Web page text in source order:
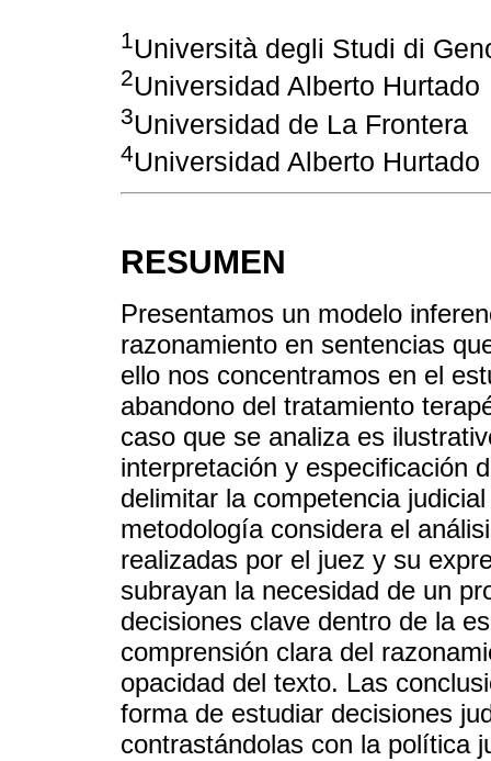
1Università degli Studi di
2Universidad Alberto Hurtado
3Universidad de La Frontera
4Universidad Alberto Hurtado
RESUMEN
Presentamos un modelo
razonamiento en sentencias
ello nos concentramos en el
abandono del tratamiento
caso que se analiza es
interpretación y especificación
delimitar la competencia
metodología considera el
realizadas por el juez y su
subrayan la necesidad de un
decisiones clave dentro de la
comprensión clara del
opacidad del texto. Las
forma de estudiar decisiones
contrastándolas con la política